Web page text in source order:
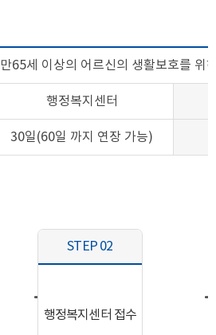
만65세 이상의 어르신의 생활보호를 위
행정복지센터
30일(60일 까지 연장 가능)
STEP 02
행정복지센터 접수